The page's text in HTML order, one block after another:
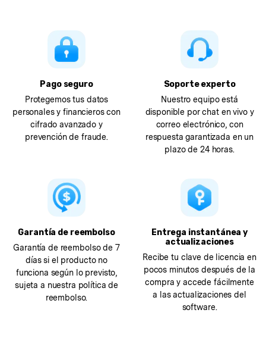
Pago seguro
Protegemos tus datos
personales y financieros con
cifrado avanzado y
prevención de fraude.
Soporte experto
Nuestro equipo está
disponible por chat en vivo y
correo electrónico, con
respuesta garantizada en un
plazo de 24 horas.
Garantía de reembolso
Garantía de reembolso de 7
días si el producto no
funciona según lo previsto,
sujeta a nuestra política de
reembolso.
Entrega instantánea y
actualizaciones
Recibe tu clave de licencia en
pocos minutos después de la
compra y accede fácilmente
a las actualizaciones del
software.